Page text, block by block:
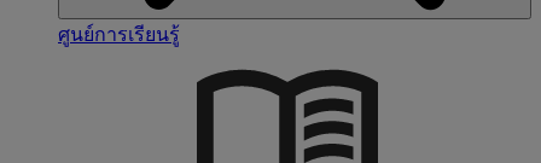
ศูนย์การเรียนรู้